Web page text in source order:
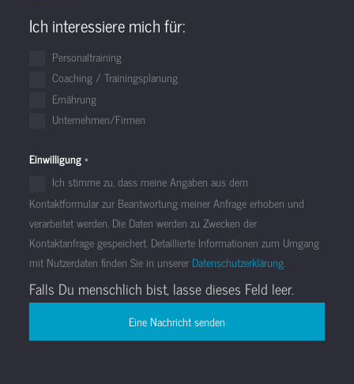
Ich interessiere mich für:
Personaltraining
Coaching / Trainingsplanung
Ernährung
Unternehmen/Firmen
Einwilligung*
Ich stimme zu, dass meine Angaben aus dem
Kontaktformular zur Beantwortung meiner Anfrage erhoben und
verarbeitet werden. Die Daten werden zu Zwecken der
Kontaktanfrage gespeichert. Detaillierte Informationen zum Umgang
mit Nutzerdaten finden Sie in unserer Datenschutzerklärung.
Falls Du menschlich bist, lasse dieses Feld leer.
Eine Nachricht senden